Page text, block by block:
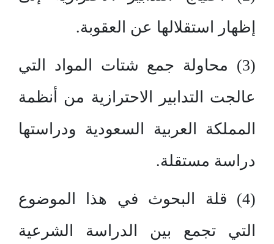
إظهار استقلالها عن العقوبة.
(3) محاولة جمع شتات المواد التي
عالجت التدابير الاحترازية من أنظمة
المملكة العربية السعودية ودراستها
دراسة مستقلة.
(4) قلة البحوث في هذا الموضوع
التي تجمع بين الدراسة الشرعية